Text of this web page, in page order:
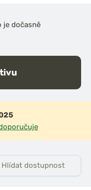
je dočasně
Hlídat dostupnost